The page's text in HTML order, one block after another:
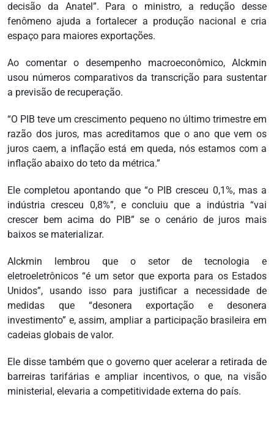
decisão da Anatel”. Para o ministro, a redução desse
fenômeno ajuda a fortalecer a produção nacional e cria
espaço para maiores exportações.
Ao comentar o desempenho macroeconômico, Alckmin
usou números comparativos da transcrição para sustentar
a previsão de recuperação.
“O PIB teve um crescimento pequeno no último trimestre em
razão dos juros, mas acreditamos que o ano que vem os
juros caem, a inflação está em queda, nós estamos com a
inflação abaixo do teto da métrica.”
Ele completou apontando que “o PIB cresceu 0,1%, mas a
indústria cresceu 0,8%”, e concluiu que a indústria “vai
crescer bem acima do PIB” se o cenário de juros mais
baixos se materializar.
Alckmin lembrou que o setor de tecnologia e
eletroeletrônicos “é um setor que exporta para os Estados
Unidos”, usando isso para justificar a necessidade de
medidas que “desonera exportação e desonera
investimento” e, assim, ampliar a participação brasileira em
cadeias globais de valor.
Ele disse também que o governo quer acelerar a retirada de
barreiras tarifárias e ampliar incentivos, o que, na visão
ministerial, elevaria a competitividade externa do país.